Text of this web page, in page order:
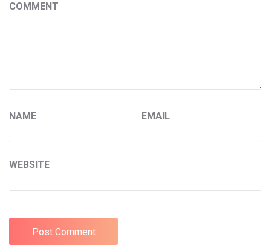
COMMENT
NAME EMAIL
WEBSITE